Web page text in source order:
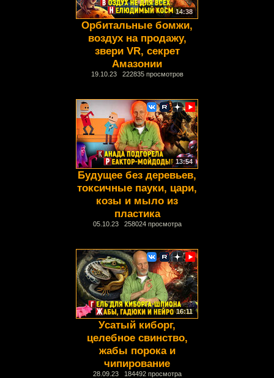
14:38
Орбитальные бомжи,
воздух на продажу,
звери VR, секрет
Амазонии
19.10.23 222835 просмотров
13:54
Будущее без деревьев,
токсичные пауки, цари,
козы и мыло из
пластика
05.10.23 258024 просмотра
16:11
Усатый киборг,
целебное свинство,
жабы порока и
чипирование
28.09.23 184492 просмотра